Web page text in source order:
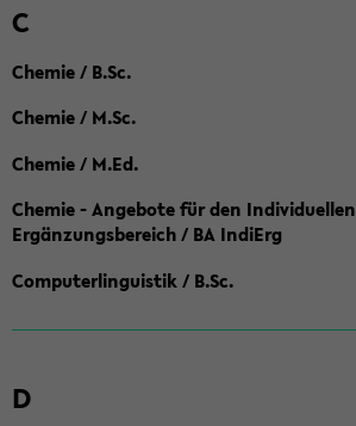
C
Chemie / B.Sc.
Chemie / M.Sc.
Chemie / M.Ed.
Chemie - Angebote für den Individuellen
Ergänzungsbereich / BA IndiErg
Computerlinguistik / B.Sc.
D